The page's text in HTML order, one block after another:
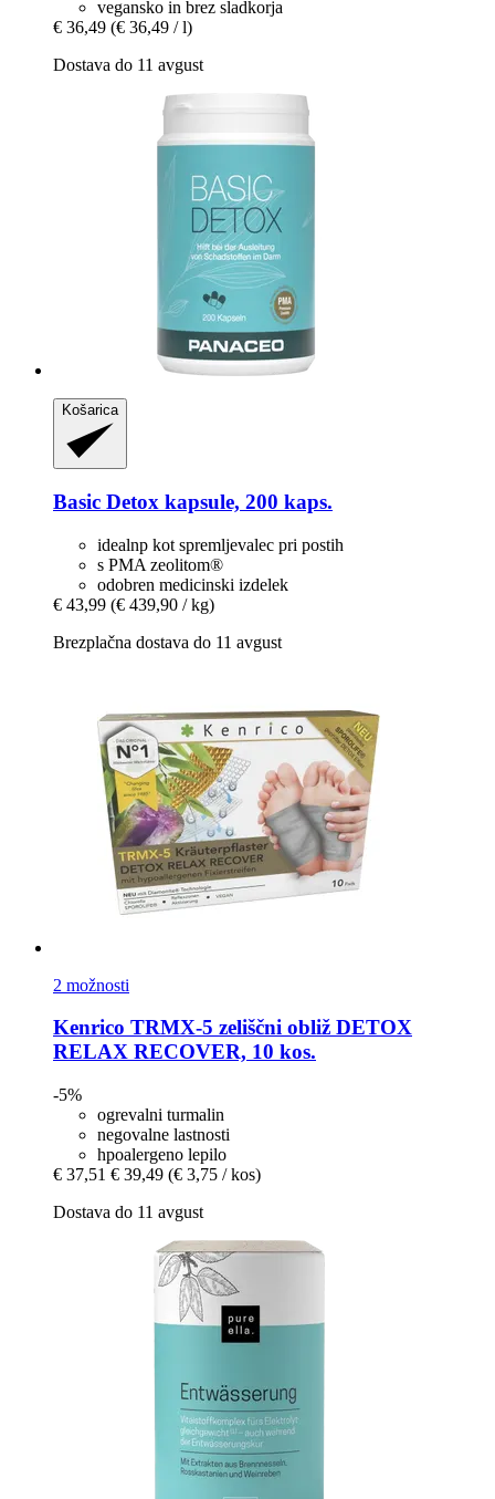
vegansko in brez sladkorja
€ 36,49 (€ 36,49 / l)
Dostava do 11 avgust
Košarica
Basic Detox kapsule, 200 kaps.
idealnp kot spremljevalec pri postih
s PMA zeolitom®
odobren medicinski izdelek
€ 43,99 (€ 439,90 / kg)
Brezplačna dostava do 11 avgust
2 možnosti
Kenrico TRMX-​5 zeliščni obliž DETOX
RELAX RECOVER, 10 kos.
-5%
ogrevalni turmalin
negovalne lastnosti
hpoalergeno lepilo
€ 37,51 € 39,49 (€ 3,75 / kos)
Dostava do 11 avgust